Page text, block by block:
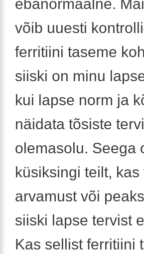
ebanormaalne.
võib uuesti
ferritiini taseme
siiski on minu
kui lapse norm ja
näidata tõsiste
olemasolu. Seega
küsiksingi teilt,
arvamust või
siiski lapse tervist
Kas sellist ferritiini